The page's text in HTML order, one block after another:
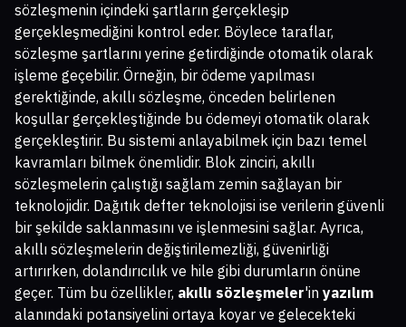
sözleşmenin içindeki şartların gerçekleşip
gerçekleşmediğini kontrol eder. Böylece taraflar,
sözleşme şartlarını yerine getirdiğinde otomatik olarak
işleme geçebilir. Örneğin, bir ödeme yapılması
gerektiğinde, akıllı sözleşme, önceden belirlenen
koşullar gerçekleştiğinde bu ödemeyi otomatik olarak
gerçekleştirir. Bu sistemi anlayabilmek için bazı temel
kavramları bilmek önemlidir. Blok zinciri, akıllı
sözleşmelerin çalıştığı sağlam zemin sağlayan bir
teknolojidir. Dağıtık defter teknolojisi ise verilerin güvenli
bir şekilde saklanmasını ve işlenmesini sağlar. Ayrıca,
akıllı sözleşmelerin değiştirilemezliği, güvenirliği
artırırken, dolandırıcılık ve hile gibi durumların önüne
geçer. Tüm bu özellikler, akıllı sözleşmeler'in yazılım
alanındaki potansiyelini ortaya koyar ve gelecekteki